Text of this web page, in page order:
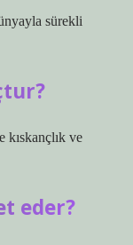
sürekli
kıskançlık ve
eder?